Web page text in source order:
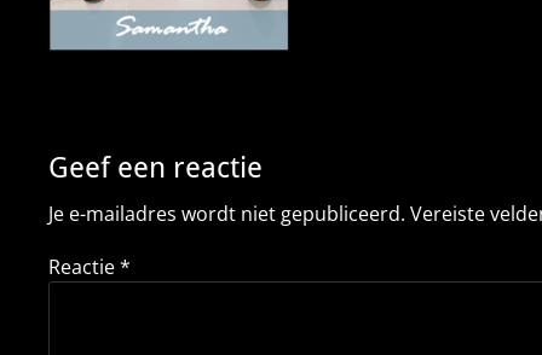
Geef een reactie
Je e-mailadres wordt niet gepubliceerd. Vereiste
Reactie*